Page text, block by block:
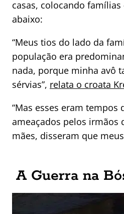
casas, colocando
abaixo:
“Meus tios do lado da
população era
nada, porque minha avô
sérvias”, relata o croata
“Mas esses eram
ameaçados pelos irmãos
mães, disseram que
A Guerra na